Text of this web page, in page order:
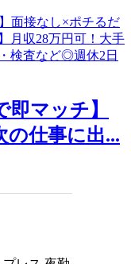
即マッチ】
仕事に出...